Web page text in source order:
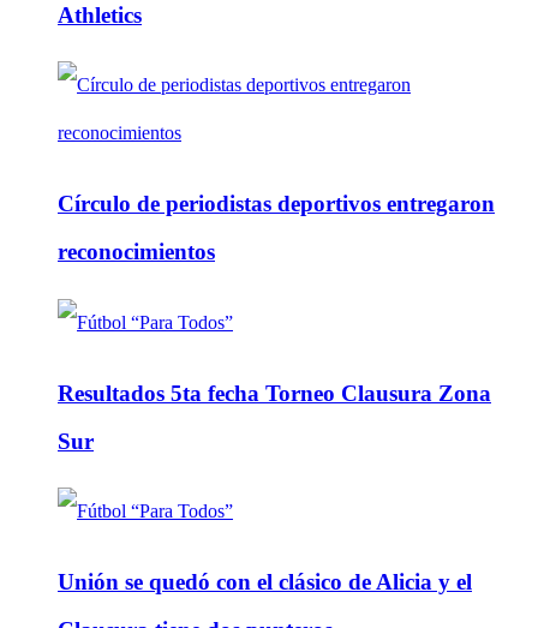
Athletics
Círculo de periodistas deportivos entregaron
reconocimientos
Resultados 5ta fecha Torneo Clausura Zona
Sur
Unión se quedó con el clásico de Alicia y el